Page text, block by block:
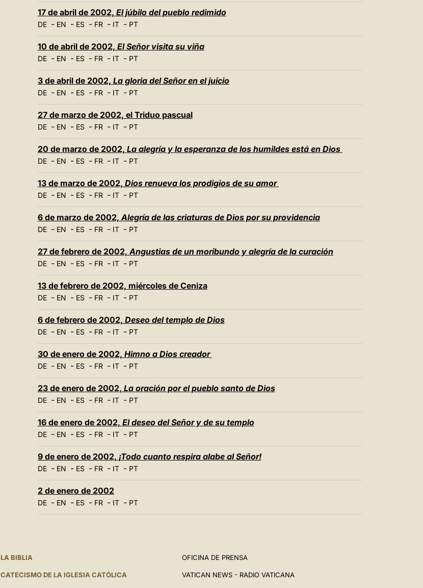
17 de abril de 2002, El júbilo del pueblo redimido
DE- EN - ES- FR- IT- PT
10 de abril de 2002, El Señor visita su viña
DE- EN - ES- FR- IT- PT
3 de abril de 2002, La gloria del Señor en el juicio
DE- EN - ES- FR- IT- PT
27 de marzo de 2002, el Triduo pascual
DE- EN - ES- FR- IT- PT
20 de marzo de 2002, La alegría y la esperanza de los humildes está en Dios
DE- EN - ES- FR- IT- PT
13 de marzo de 2002, Dios renueva los prodigios de su amor
DE- EN - ES- FR- IT- PT
6 de marzo de 2002,Alegría de las criaturas de Dios por su providencia
DE- EN - ES- FR- IT- PT
27 de febrero de 2002,Angustias de un moribundo y alegría de la curación
DE- EN - ES- FR- IT- PT
13 de febrero de 2002, miércoles de Ceniza
DE- EN - ES- FR- IT- PT
6 de febrero de 2002, Deseo del templo de Dios
DE- EN - ES- FR- IT- PT
30 de enero de 2002, Himno a Dios creador
DE- EN - ES- FR- IT- PT
23 de enero de 2002, La oración por el pueblo santo de Dios
DE- EN - ES- FR- IT- PT
16 de enero de 2002, El deseo del Señor y de su templo
DE- EN - ES- FR- IT- PT
9 de enero de 2002, ¡Todo cuanto respira alabe al Señor!
DE- EN - ES- FR- IT- PT
2 de enero de 2002
DE- EN - ES- FR- IT- PT
LA BIBLIA
CATECISMO DE LA IGLESIA CATÓLICA
OFICINA DE PRENSA
VATICAN NEWS - RADIO VATICANA